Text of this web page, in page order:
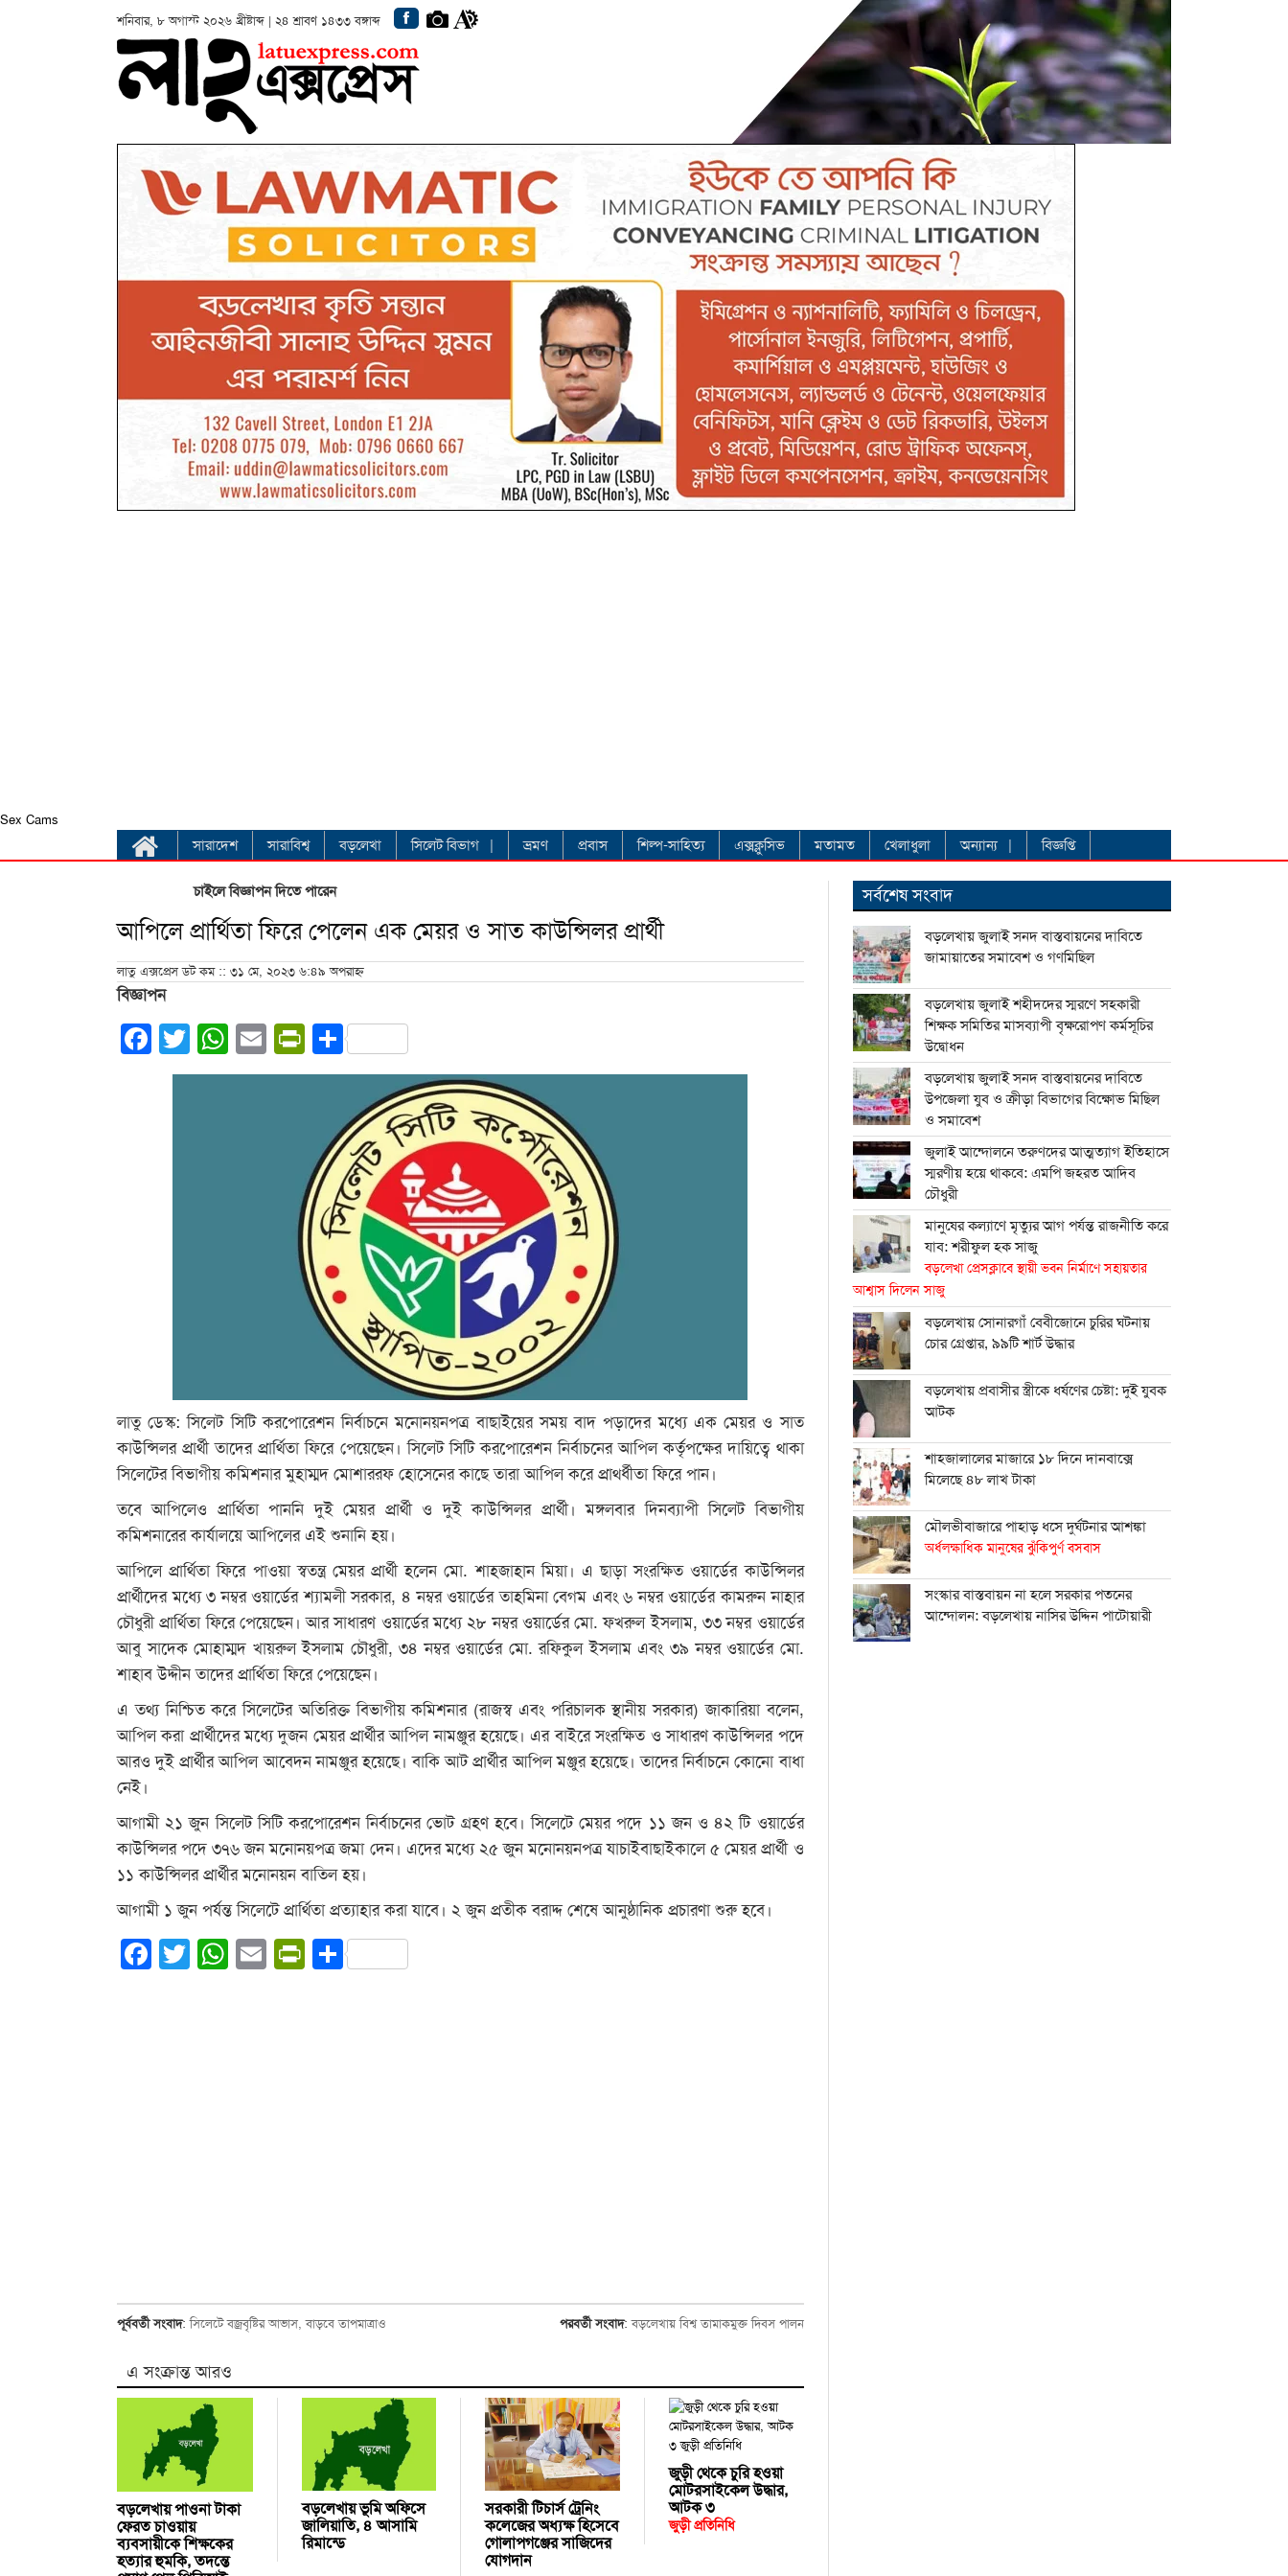
শনিবার, ৮ অগাস্ট ২০২৬ খ্রীষ্টাব্দ | ২৪ শ্রাবণ ১৪৩৩ বঙ্গাব্দ
Sex Cams
সারাদেশ সারাবিশ্ব বড়লেখা সিলেট বিভাগ ভ্রমণ প্রবাস শিল্প-সাহিত্য এক্সক্লুসিভ মতামত খেলাধুলা অন্যান্য বিজ্ঞপ্তি
চাইলে বিজ্ঞাপন দিতে পারেন
আপিলে প্রার্থিতা ফিরে পেলেন এক মেয়র ও সাত কাউন্সিলর প্রার্থী
লাতু এক্সপ্রেস ডট কম :: ৩১ মে, ২০২৩ ৬:৪৯ অপরাহ্ন
বিজ্ঞাপন
Facebook
Twitter
WhatsApp
EmailPrintFriendly
Share
লাতু ডেস্ক: সিলেট সিটি করপোরেশন নির্বাচনে মনোনয়নপত্র বাছাইয়ের সময় বাদ পড়াদের মধ্যে এক মেয়র ও সাত
কাউন্সিলর প্রার্থী তাদের প্রার্থিতা ফিরে পেয়েছেন। সিলেট সিটি করপোরেশন নির্বাচনের আপিল কর্তৃপক্ষের দায়িত্বে থাকা
সিলেটের বিভাগীয় কমিশনার মুহাম্মদ মোশাররফ হোসেনের কাছে তারা আপিল করে প্রাথর্ধীতা ফিরে পান।
তবে আপিলেও প্রার্থিতা পাননি দুই মেয়র প্রার্থী ও দুই কাউন্সিলর প্রার্থী। মঙ্গলবার দিনব্যাপী সিলেট বিভাগীয়
কমিশনারের কার্যালয়ে আপিলের এই শুনানি হয়।
আপিলে প্রার্থিতা ফিরে পাওয়া স্বতন্ত্র মেয়র প্রার্থী হলেন মো. শাহজাহান মিয়া। এ ছাড়া সংরক্ষিত ওয়ার্ডের কাউন্সিলর
প্রার্থীদের মধ্যে ৩ নম্বর ওয়ার্ডের শ্যামলী সরকার, ৪ নম্বর ওয়ার্ডের তাহমিনা বেগম এবং ৬ নম্বর ওয়ার্ডের কামরুন নাহার
চৌধুরী প্রার্থিতা ফিরে পেয়েছেন। আর সাধারণ ওয়ার্ডের মধ্যে ২৮ নম্বর ওয়ার্ডের মো. ফখরুল ইসলাম, ৩৩ নম্বর ওয়ার্ডের
আবু সাদেক মোহাম্মদ খায়রুল ইসলাম চৌধুরী, ৩৪ নম্বর ওয়ার্ডের মো. রফিকুল ইসলাম এবং ৩৯ নম্বর ওয়ার্ডের মো.
শাহাব উদ্দীন তাদের প্রার্থিতা ফিরে পেয়েছেন।
এ তথ্য নিশ্চিত করে সিলেটের অতিরিক্ত বিভাগীয় কমিশনার (রাজস্ব এবং পরিচালক স্থানীয় সরকার) জাকারিয়া বলেন,
আপিল করা প্রার্থীদের মধ্যে দুজন মেয়র প্রার্থীর আপিল নামঞ্জুর হয়েছে। এর বাইরে সংরক্ষিত ও সাধারণ কাউন্সিলর পদে
আরও দুই প্রার্থীর আপিল আবেদন নামঞ্জুর হয়েছে। বাকি আট প্রার্থীর আপিল মঞ্জুর হয়েছে। তাদের নির্বাচনে কোনো বাধা
নেই।
আগামী ২১ জুন সিলেট সিটি করপোরেশন নির্বাচনের ভোট গ্রহণ হবে। সিলেটে মেয়র পদে ১১ জন ও ৪২ টি ওয়ার্ডের
কাউন্সিলর পদে ৩৭৬ জন মনোনয়পত্র জমা দেন। এদের মধ্যে ২৫ জুন মনোনয়নপত্র যাচাইবাছাইকালে ৫ মেয়র প্রার্থী ও
১১ কাউন্সিলর প্রার্থীর মনোনয়ন বাতিল হয়।
আগামী ১ জুন পর্যন্ত সিলেটে প্রার্থিতা প্রত্যাহার করা যাবে। ২ জুন প্রতীক বরাদ্দ শেষে আনুষ্ঠানিক প্রচারণা শুরু হবে।
Facebook
Twitter
WhatsApp
EmailPrintFriendly
Share
পূর্ববর্তী সংবাদ:সিলেটে বজ্রবৃষ্টির আভাস, বাড়বে তাপমাত্রাও পরবর্তী সংবাদ:বড়লেখায় বিশ্ব তামাকমুক্ত দিবস পালন
এ সংক্রান্ত আরও
বড়লেখায় পাওনা টাকা
ফেরত চাওয়ায়
ব্যবসায়ীকে শিক্ষকের
হত্যার হুমকি, তদন্তে
বড়লেখায় ভূমি অফিসে
জালিয়াতি, ৪ আসামি
রিমান্ডে
সরকারী টিচার্স ট্রেনিং
কলেজের অধ্যক্ষ হিসেবে
গোলাপগঞ্জের সাজিদের
যোগদান
জুড়ী থেকে চুরি হওয়া
মোটরসাইকেল উদ্ধার,
আটক ৩
জুড়ী প্রতিনিধি
সর্বশেষ সংবাদ
বড়লেখায় জুলাই সনদ বাস্তবায়নের দাবিতে
জামায়াতের সমাবেশ ও গণমিছিল
বড়লেখায় জুলাই শহীদদের স্মরণে সহকারী
শিক্ষক সমিতির মাসব্যাপী বৃক্ষরোপণ কর্মসূচির
উদ্বোধন
বড়লেখায় জুলাই সনদ বাস্তবায়নের দাবিতে
উপজেলা যুব ও ক্রীড়া বিভাগের বিক্ষোভ মিছিল
ও সমাবেশ
জুলাই আন্দোলনে তরুণদের আত্মত্যাগ ইতিহাসে
স্মরণীয় হয়ে থাকবে: এমপি জহরত আদিব
চৌধুরী
মানুষের কল্যাণে মৃত্যুর আগ পর্যন্ত রাজনীতি করে
যাব: শরীফুল হক সাজু
বড়লেখা প্রেসক্লাবে স্থায়ী ভবন নির্মাণে সহায়তার
আশ্বাস দিলেন সাজু
বড়লেখায় সোনারগাঁ বেবীজোনে চুরির ঘটনায়
চোর গ্রেপ্তার, ৯৯টি শার্ট উদ্ধার
বড়লেখায় প্রবাসীর স্ত্রীকে ধর্ষণের চেষ্টা: দুই যুবক
আটক
শাহ্জালালের মাজারে ১৮ দিনে দানবাক্সে
মিলেছে ৪৮ লাখ টাকা
মৌলভীবাজারে পাহাড় ধসে দুর্ঘটনার আশঙ্কা
অর্ধলক্ষাধিক মানুষের ঝুঁকিপুর্ণ বসবাস
সংস্কার বাস্তবায়ন না হলে সরকার পতনের
আন্দোলন: বড়লেখায় নাসির উদ্দিন পাটোয়ারী